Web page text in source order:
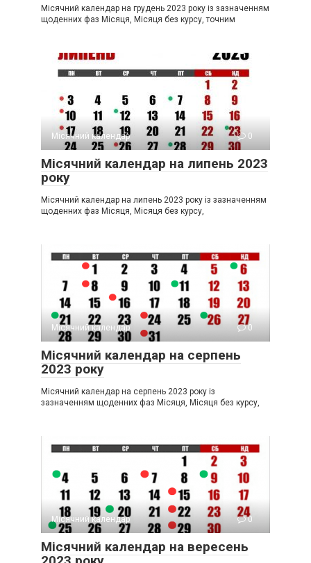
Місячний календар на грудень 2023 року із зазначенням
щоденних фаз Місяця, Місяця без курсу, точним
Місячний календар 0
Місячний календар на липень 2023
року
Місячний календар на липень 2023 року із зазначенням
щоденних фаз Місяця, Місяця без курсу,
Місячний календар 0
Місячний календар на серпень
2023 року
Місячний календар на серпень 2023 року із
зазначенням щоденних фаз Місяця, Місяця без курсу,
Місячний календар 0
Місячний календар на вересень